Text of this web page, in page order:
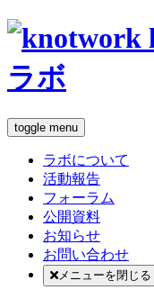
toggle menu
ラボについて
活動報告
フォーラム
公開資料
お知らせ
お問い合わせ
メニューを閉じる